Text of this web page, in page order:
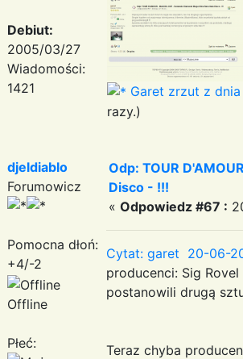
Debiut:
2005/03/27
Wiadomości:
1421
Garet zrzut z
razy.)
djeldiablo
Forumowicz
Pomocna dłoń:
+4/-2
Offline
Płeć:
Odp: TOUR
Disco - !!!
« Odpowiedz #67 :
Cytat: garet 20-06-
producenci: Sig
postanowili drugą
Teraz chyba